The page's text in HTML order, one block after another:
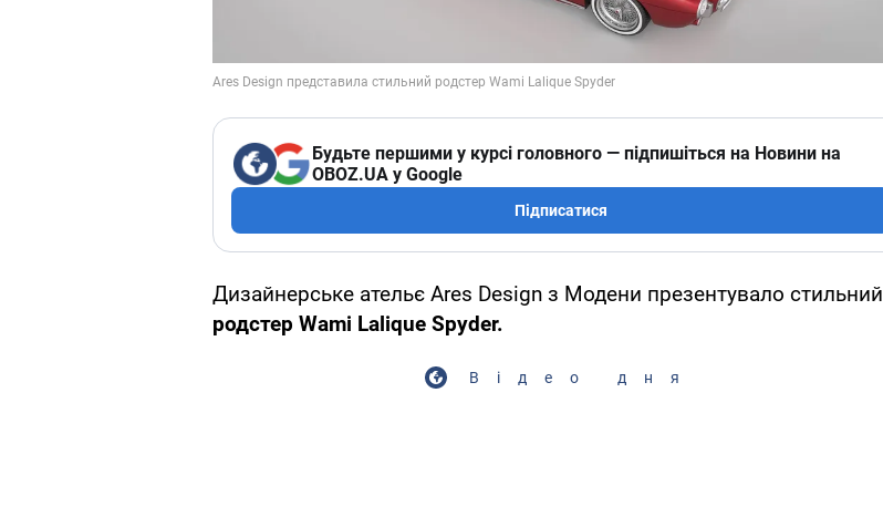
Будьте першими у курсі головного — підпишіться на Новини на
OBOZ.UA у Google
Підписатися
Дизайнерське ательє Ares Design з Модени презентувало стильний
родстер Wami Lalique Spyder.
Відео дня